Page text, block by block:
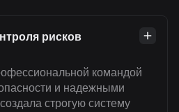
рисков
командой
и надежными
строгую систему